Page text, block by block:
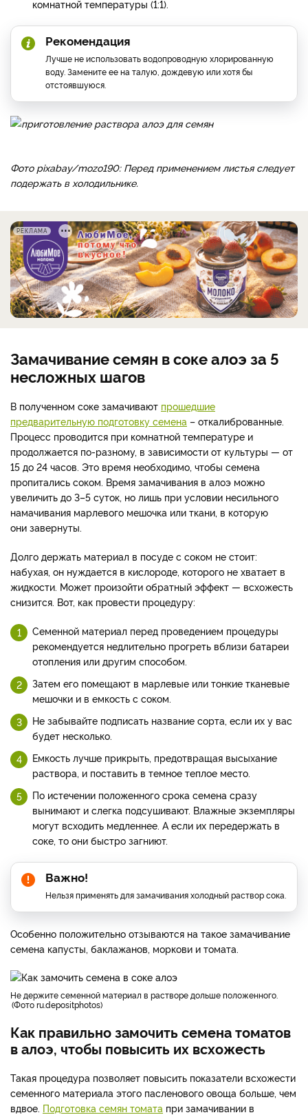
комнатной температуры (1:1).
Рекомендация
Лучше не использовать водопроводную хлорированную
воду. Замените ее на талую, дождевую или хотя бы
отстоявшуюся.
Фото pixabay/mozo190: Перед применением листья следует
подержать в холодильнике.
РЕКЛАМА
Замачивание семян в соке алоэ за 5
несложных шагов
В полученном соке замачивают прошедшие
предварительную подготовку семена – откалиброванные.
Процесс проводится при комнатной температуре и
продолжается по-разному, в зависимости от культуры — от
15 до 24 часов. Это время необходимо, чтобы семена
пропитались соком. Время замачивания в алоэ можно
увеличить до 3–5 суток, но лишь при условии несильного
намачивания марлевого мешочка или ткани, в которую
они завернуты.
Долго держать материал в посуде с соком не стоит:
набухая, он нуждается в кислороде, которого не хватает в
жидкости. Может произойти обратный эффект — всхожесть
снизится. Вот, как провести процедуру:
Семенной материал перед проведением процедуры
рекомендуется недлительно прогреть вблизи батареи
отопления или другим способом.
Затем его помещают в марлевые или тонкие тканевые
мешочки и в емкость с соком.
Не забывайте подписать название сорта, если их у вас
будет несколько.
Емкость лучше прикрыть, предотвращая высыхание
раствора, и поставить в темное теплое место.
По истечении положенного срока семена сразу
вынимают и слегка подсушивают. Влажные экземпляры
могут всходить медленнее. А если их передержать в
соке, то они быстро загниют.
Важно!
Нельзя применять для замачивания холодный раствор сока.
Особенно положительно отзываются на такое замачивание
семена капусты, баклажанов, моркови и томата.
Не держите семенной материал в растворе дольше положенного.
Фото ru.depositphotos
Как правильно замочить семена томатов
в алоэ, чтобы повысить их всхожесть
Такая процедура позволяет повысить показатели всхожести
семенного материала этого пасленового овоща больше, чем
вдвое. Подготовка семян томата при замачивании в